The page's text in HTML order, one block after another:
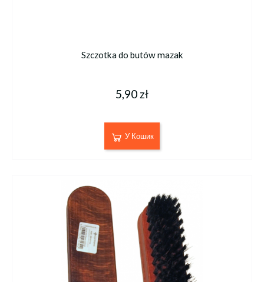
Szczotka do butów mazak
5,90 zł
У Кошик